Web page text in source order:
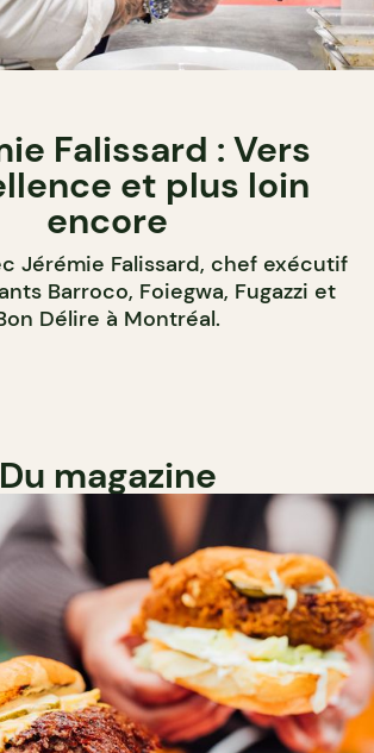
Falissard : Vers
et plus loin
encore
Jérémie Falissard, chef exécutif
Barroco, Foiegwa, Fugazzi et
Délire à Montréal.
Du magazine